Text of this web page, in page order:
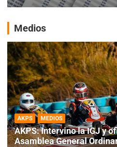
Medios
AKPS MEDIOS
AKPS: Intervino la IGJ y
Asamblea General